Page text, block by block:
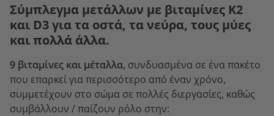
Σύμπλεγμα μετάλλων με βιταμίνες Κ2
και D3 για τα οστά, τα νεύρα, τους μύες
και πολλά άλλα.
9 βιταμίνες και μέταλλα, συνδυασμένα σε ένα πακέτο
που επαρκεί για περισσότερο από έναν χρόνο,
συμμετέχουν στο σώμα σε πολλές διεργασίες, καθώς
συμβάλλουν / παίζουν ρόλο στην: